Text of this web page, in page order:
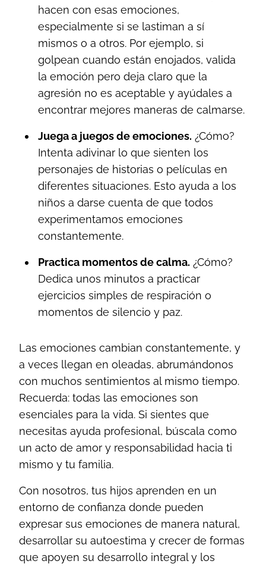
hacen con esas emociones,
especialmente si se lastiman a sí
mismos o a otros. Por ejemplo, si
golpean cuando están enojados, valida
la emoción pero deja claro que la
agresión no es aceptable y ayúdales a
encontrar mejores maneras de calmarse.
Juega a juegos de emociones. ¿Cómo?
Intenta adivinar lo que sienten los
personajes de historias o películas en
diferentes situaciones. Esto ayuda a los
niños a darse cuenta de que todos
experimentamos emociones
constantemente.
Practica momentos de calma. ¿Cómo?
Dedica unos minutos a practicar
ejercicios simples de respiración o
momentos de silencio y paz.
Las emociones cambian constantemente, y
a veces llegan en oleadas, abrumándonos
con muchos sentimientos al mismo tiempo.
Recuerda: todas las emociones son
esenciales para la vida. Si sientes que
necesitas ayuda profesional, búscala como
un acto de amor y responsabilidad hacia ti
mismo y tu familia.
Con nosotros, tus hijos aprenden en un
entorno de confianza donde pueden
expresar sus emociones de manera natural,
desarrollar su autoestima y crecer de formas
que apoyen su desarrollo integral y los